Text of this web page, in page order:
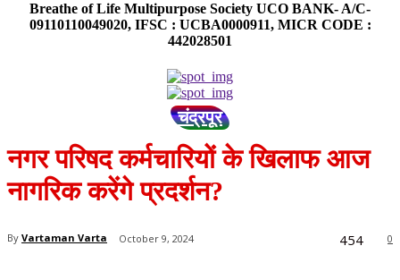
Breathe of Life Multipurpose Society UCO BANK- A/C-
09110110049020, IFSC : UCBA0000911, MICR CODE :
442028501
चंद्रपूर
नगर परिषद कर्मचारियों के खिलाफ आज
नागरिक करेंगे प्रदर्शन?
By Vartaman Varta October 9, 2024 0
454